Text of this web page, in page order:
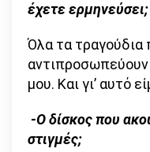
έχετε ερμηνεύσει;
Όλα τα
αντιπροσωπεύουν
μου. Και γι’ αυτό
-Ο δίσκος που
στιγμές;